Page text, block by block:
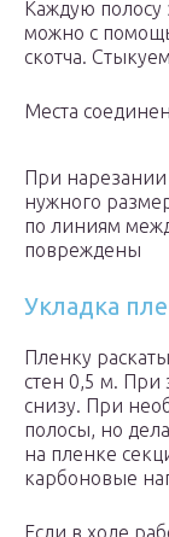
Каждую полосу
можно с
скотча.
Места
При
нужного
по линиям
повреждены
Укладка
Пленку
стен 0,5 м. При
снизу. При
полосы, но
на пленке
карбоновые
Если в ходе